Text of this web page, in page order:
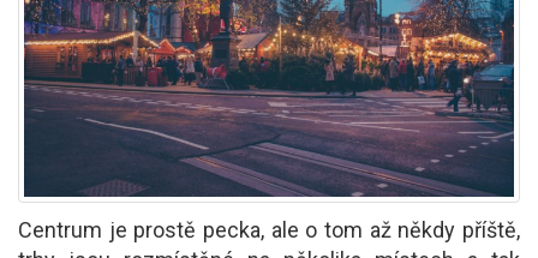
Centrum je prostě pecka, ale o tom až někdy příště,